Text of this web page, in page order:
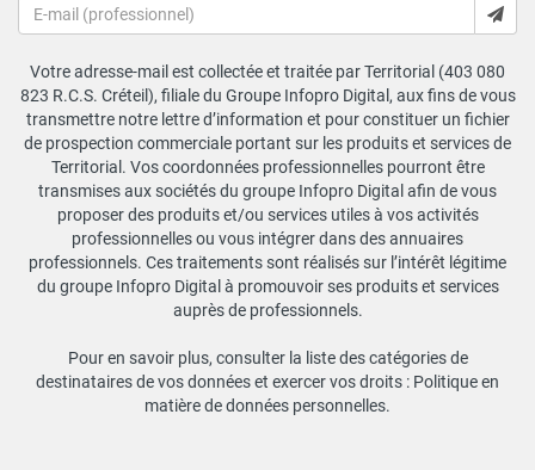
Votre adresse-mail est collectée et traitée par Territorial (403 080
823 R.C.S. Créteil), filiale du Groupe Infopro Digital, aux fins de vous
transmettre notre lettre d’information et pour constituer un fichier
de prospection commerciale portant sur les produits et services de
Territorial. Vos coordonnées professionnelles pourront être
transmises aux sociétés du groupe Infopro Digital afin de vous
proposer des produits et/ou services utiles à vos activités
professionnelles ou vous intégrer dans des annuaires
professionnels. Ces traitements sont réalisés sur l’intérêt légitime
du groupe Infopro Digital à promouvoir ses produits et services
auprès de professionnels.
Pour en savoir plus, consulter la liste des catégories de
destinataires de vos données et exercer vos droits : Politique en
matière de données personnelles.